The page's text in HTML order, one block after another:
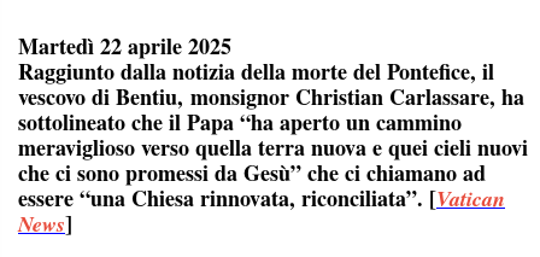
Martedì 22 aprile 2025
Raggiunto dalla notizia della morte del Pontefice, il
vescovo di Bentiu, monsignor Christian Carlassare, ha
sottolineato che il Papa “ha aperto un cammino
meraviglioso verso quella terra nuova e quei cieli nuovi
che ci sono promessi da Gesù” che ci chiamano ad
essere “una Chiesa rinnovata, riconciliata”. [Vatican
News]